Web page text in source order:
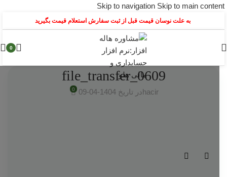
Skip to navigation Skip to main content
به علت نوسان قیمت قبل از ثبت سفارش استعلام قیمت بگیرید
0
0609_file_transfer
hacirدر تاریخ 1404-04-09 0